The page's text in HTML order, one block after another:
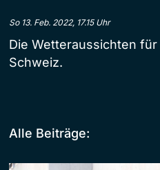
So 13. Feb. 2022, 17.15 Uhr
Die Wetteraussichten
Schweiz.
Alle Beiträge: